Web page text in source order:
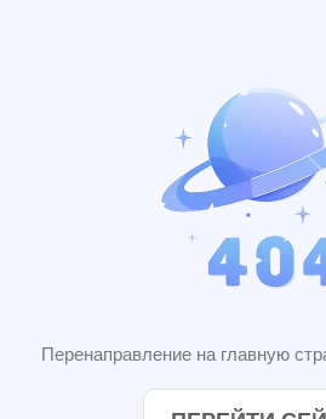
Перенаправление на главную